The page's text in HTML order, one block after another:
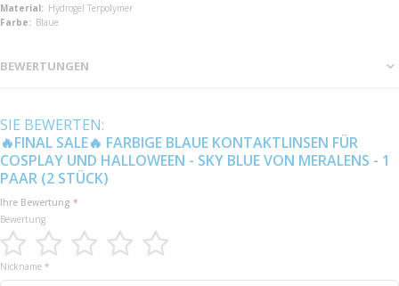
Hydrogel Terpolymer
Blaue
BEWERTUNGEN
SIE BEWERTEN:
🔥FINAL SALE🔥 FARBIGE BLAUE KONTAKTLINSEN FÜR
COSPLAY UND HALLOWEEN - SKY BLUE VON MERALENS - 1
PAAR (2 STÜCK)
Ihre Bewertung
Bewertung
1
2
3
4
5Nickname